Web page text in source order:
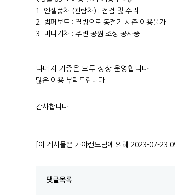
1. 엔젤풍차 (관람차) : 점검 및 수리
2. 범퍼보트 : 결빙으로 동절기 시즌 이용불가
3. 미니기차 : 주변 공원 조성 공사중
-------------------------------
나머지 기종은 모두 정상 운영합니다.
많은 이용 부탁드립니다.
감사합니다.
[이 게시물은 가야랜드님에 의해 2023-07-23
댓글목록